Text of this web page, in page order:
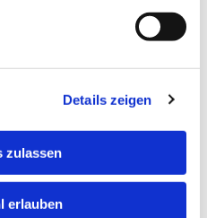
Details zeigen
zulassen
erlauben
interessieren